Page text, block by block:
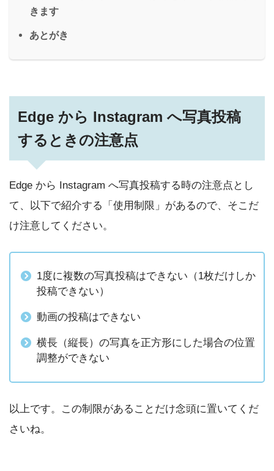
きます
あとがき
Edge から Instagram へ写真投稿
するときの注意点
Edge から Instagram へ写真投稿する時の注意点とし
て、以下で紹介する「使用制限」があるので、そこだ
け注意してください。
1度に複数の写真投稿はできない（1枚だけしか
投稿できない）
動画の投稿はできない
横長（縦長）の写真を正方形にした場合の位置
調整ができない
以上です。この制限があることだけ念頭に置いてくだ
さいね。